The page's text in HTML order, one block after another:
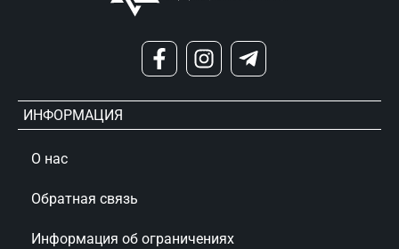
ИНФОРМАЦИЯ
О нас
Обратная связь
Информация об ограничениях